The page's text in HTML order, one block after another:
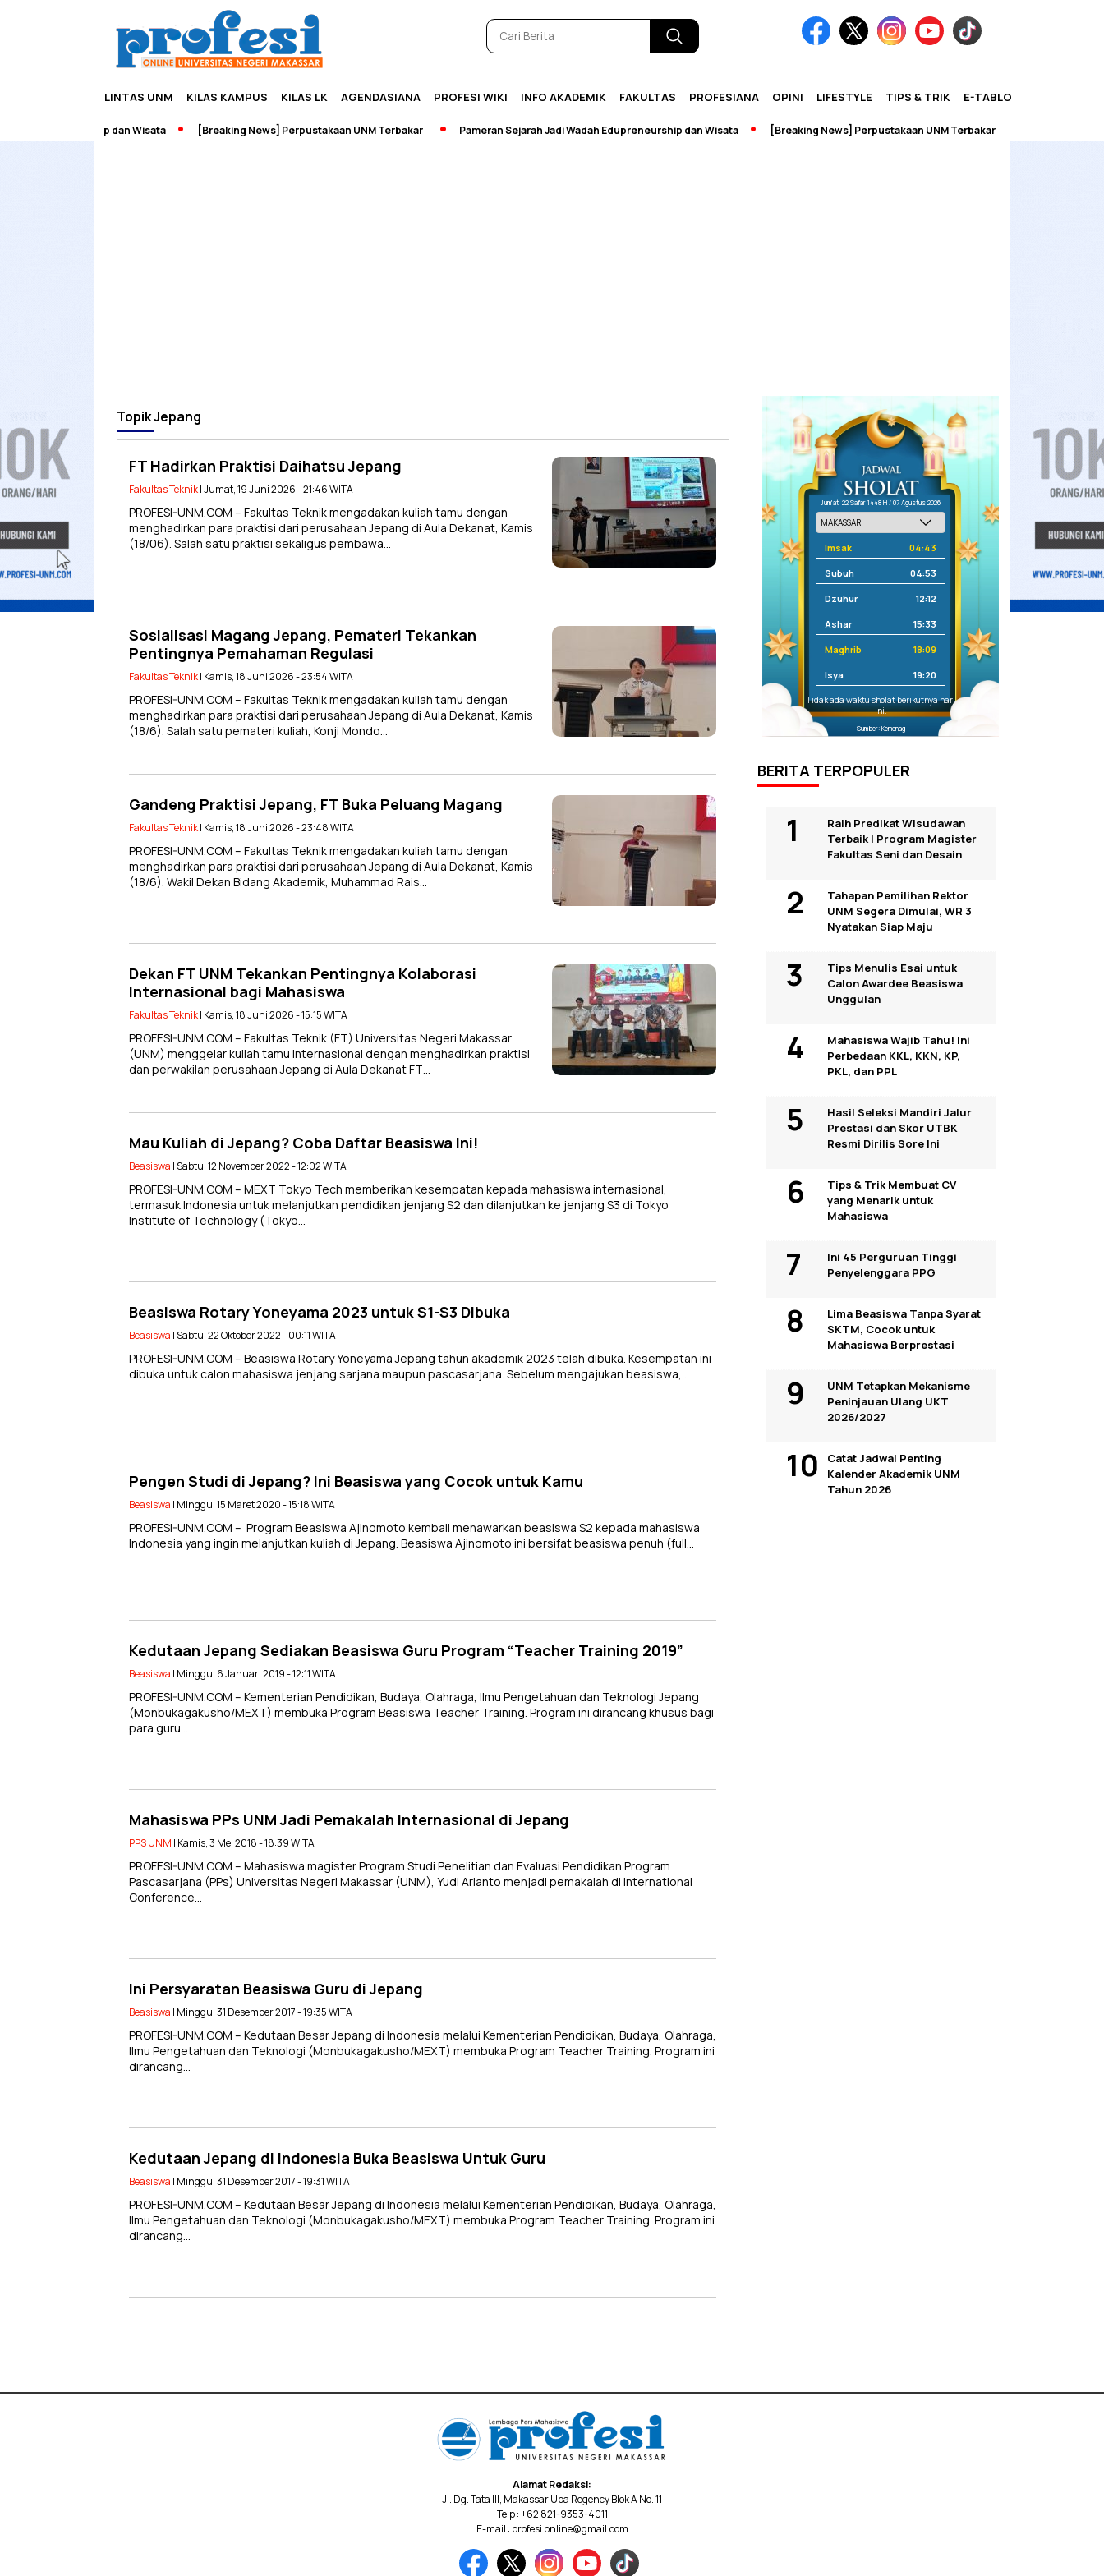
LINTAS UNM KILAS KAMPUS KILAS LK AGENDASIANA PROFESI WIKI INFO AKADEMIK FAKULTAS PROFESIANA OPINI LIFESTYLE TIPS & TRIK E-TABLOID
dan Wisata [Breaking News] Perpustakaan UNM Terbakar Pameran Sejarah Jadi Wadah Edupreneurship dan Wisata [Breaking News] Perpustakaan UNM Terbakar
TopikJepang
FT Hadirkan Praktisi Daihatsu Jepang
Fakultas Teknik| Jumat, 19 Juni 2026 - 21:46 WITA
PROFESI-UNM.COM – Fakultas Teknik mengadakan kuliah tamu dengan
menghadirkan para praktisi dari perusahaan Jepang di Aula Dekanat, Kamis
(18/06). Salah satu praktisi sekaligus pembawa…
Sosialisasi Magang Jepang, Pemateri Tekankan
Pentingnya Pemahaman Regulasi
Fakultas Teknik| Kamis, 18 Juni 2026 - 23:54 WITA
PROFESI-UNM.COM – Fakultas Teknik mengadakan kuliah tamu dengan
menghadirkan para praktisi dari perusahaan Jepang di Aula Dekanat, Kamis
(18/6). Salah satu pemateri kuliah, Konji Mondo…
Gandeng Praktisi Jepang, FT Buka Peluang Magang
Fakultas Teknik| Kamis, 18 Juni 2026 - 23:48 WITA
PROFESI-UNM.COM – Fakultas Teknik mengadakan kuliah tamu dengan
menghadirkan para praktisi dari perusahaan Jepang di Aula Dekanat, Kamis
(18/6). Wakil Dekan Bidang Akademik, Muhammad Rais…
Dekan FT UNM Tekankan Pentingnya Kolaborasi
Internasional bagi Mahasiswa
Fakultas Teknik| Kamis, 18 Juni 2026 - 15:15 WITA
PROFESI-UNM.COM – Fakultas Teknik (FT) Universitas Negeri Makassar
(UNM) menggelar kuliah tamu internasional dengan menghadirkan praktisi
dan perwakilan perusahaan Jepang di Aula Dekanat FT…
Mau Kuliah di Jepang? Coba Daftar Beasiswa Ini!
Beasiswa | Sabtu, 12 November 2022 - 12:02 WITA
PROFESI-UNM.COM – MEXT Tokyo Tech memberikan kesempatan kepada mahasiswa internasional,
termasuk Indonesia untuk melanjutkan pendidikan jenjang S2 dan dilanjutkan ke jenjang S3 di Tokyo
Institute of Technology (Tokyo…
Beasiswa Rotary Yoneyama 2023 untuk S1-S3 Dibuka
Beasiswa | Sabtu, 22 Oktober 2022 - 00:11 WITA
PROFESI-UNM.COM – Beasiswa Rotary Yoneyama Jepang tahun akademik 2023 telah dibuka. Kesempatan ini
dibuka untuk calon mahasiswa jenjang sarjana maupun pascasarjana. Sebelum mengajukan beasiswa,…
Pengen Studi di Jepang? Ini Beasiswa yang Cocok untuk Kamu
Beasiswa | Minggu, 15 Maret 2020 - 15:18 WITA
PROFESI-UNM.COM – Program Beasiswa Ajinomoto kembali menawarkan beasiswa S2 kepada mahasiswa
Indonesia yang ingin melanjutkan kuliah di Jepang. Beasiswa Ajinomoto ini bersifat beasiswa penuh (full…
Kedutaan Jepang Sediakan Beasiswa Guru Program “Teacher Training 2019”
Beasiswa | Minggu, 6 Januari 2019 - 12:11 WITA
PROFESI-UNM.COM – Kementerian Pendidikan, Budaya, Olahraga, Ilmu Pengetahuan dan Teknologi Jepang
(Monbukagakusho/MEXT) membuka Program Beasiswa Teacher Training. Program ini dirancang khusus bagi
para guru…
Mahasiswa PPs UNM Jadi Pemakalah Internasional di Jepang
PPS UNM | Kamis, 3 Mei 2018 - 18:39 WITA
PROFESI-UNM.COM – Mahasiswa magister Program Studi Penelitian dan Evaluasi Pendidikan Program
Pascasarjana (PPs) Universitas Negeri Makassar (UNM), Yudi Arianto menjadi pemakalah di International
Conference…
Ini Persyaratan Beasiswa Guru di Jepang
Beasiswa | Minggu, 31 Desember 2017 - 19:35 WITA
PROFESI-UNM.COM – Kedutaan Besar Jepang di Indonesia melalui Kementerian Pendidikan, Budaya, Olahraga,
Ilmu Pengetahuan dan Teknologi (Monbukagakusho/MEXT) membuka Program Teacher Training. Program ini
dirancang…
Kedutaan Jepang di Indonesia Buka Beasiswa Untuk Guru
Beasiswa | Minggu, 31 Desember 2017 - 19:31 WITA
PROFESI-UNM.COM – Kedutaan Besar Jepang di Indonesia melalui Kementerian Pendidikan, Budaya, Olahraga,
Ilmu Pengetahuan dan Teknologi (Monbukagakusho/MEXT) membuka Program Teacher Training. Program ini
dirancang…
Jum'at, 22 Safar 1448 H / 07 Agustus 2026
Imsak 04:43
Subuh 04:53
Dzuhur 12:12
Ashar 15:33
Maghrib 18:09
Isya 19:20
Tidak ada waktu sholat berikutnya hari
ini.
Sumber: Kemenag
BERITA TERPOPULER
Raih Predikat Wisudawan
Terbaik I Program Magister
Fakultas Seni dan Desain
Tahapan Pemilihan Rektor
UNM Segera Dimulai, WR 3
Nyatakan Siap Maju
Tips Menulis Esai untuk
Calon Awardee Beasiswa
Unggulan
Mahasiswa Wajib Tahu! Ini
Perbedaan KKL, KKN, KP,
PKL, dan PPL
Hasil Seleksi Mandiri Jalur
Prestasi dan Skor UTBK
Resmi Dirilis Sore Ini
Tips & Trik Membuat CV
yang Menarik untuk
Mahasiswa
Ini 45 Perguruan Tinggi
Penyelenggara PPG
Lima Beasiswa Tanpa Syarat
SKTM, Cocok untuk
Mahasiswa Berprestasi
UNM Tetapkan Mekanisme
Peninjauan Ulang UKT
2026/2027
Catat Jadwal Penting
Kalender Akademik UNM
Tahun 2026
Alamat Redaksi:
Jl. Dg. Tata III, Makassar Upa Regency Blok A No. 11
Telp : +62 821-9353-4011
E-mail : profesi.online@gmail.com